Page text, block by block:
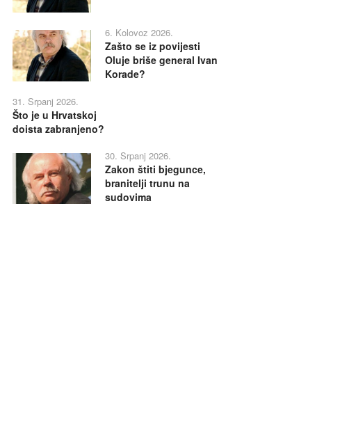
6. Kolovoz 2026.
Zašto se iz povijesti
Oluje briše general Ivan
Korade?
31. Srpanj 2026.
Što je u Hrvatskoj
doista zabranjeno?
30. Srpanj 2026.
Zakon štiti bjegunce,
branitelji trunu na
sudovima